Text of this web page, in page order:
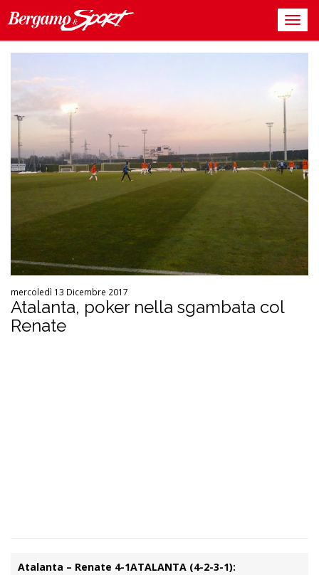
mercoledì 13 Dicembre 2017
Atalanta, poker nella sgambata col
Renate
Atalanta – Renate 4-1ATALANTA (4-2-3-1):